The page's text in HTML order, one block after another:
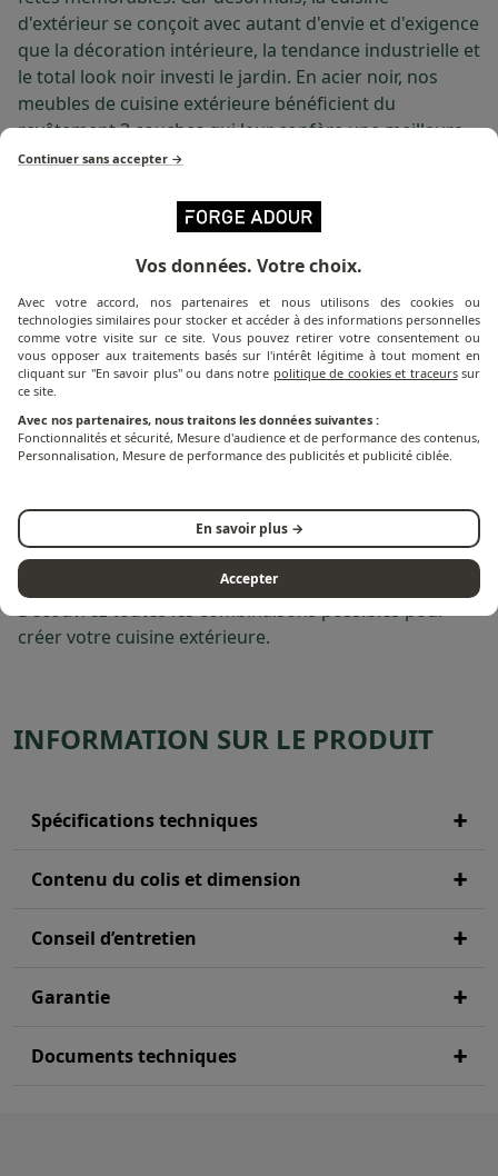
d'extérieur se conçoit avec autant d'envie et d'exigence
que la décoration intérieure, la tendance industrielle et
le total look noir investi le jardin. En acier noir, nos
meubles de cuisine extérieure bénéficient du
revêtement 3 couches qui leur confère une meilleure
résistance aux chocs, aux UV et à la corrosion.
Le support de cuisine en acier avec comptoir bar noir
est un meuble compact qui réunit tous les atouts
d'une grande cuisine extérieure. 2 tiroirs et 2
crédence avec un comptoir bar, et d'un emplacement
compatible avec toutes les planchas de taille 45, 60 et
75. Il s'accompagne d'un bac de rangement pour
garder à portée de main vos épices, vos condiments et
ustensiles pendant la cuisson.
rangement supplémentaire et des panneaux fileurs de
chaque côté pour fermer le comptoir et positionner
votre meuble contre un mur.
Découvrez toutes les combinaisons possibles pour
créer votre cuisine extérieure.
INFORMATION SUR LE PRODUIT
Spécifications techniques
Contenu du colis et dimension
Conseil d’entretien
Garantie
Documents techniques
Continuer sans accepter →
Vos données. Votre choix.
Avec votre accord, nos partenaires et nous utilisons des cookies ou
technologies similaires pour stocker et accéder à des informations personnelles
comme votre visite sur ce site. Vous pouvez retirer votre consentement ou
vous opposer aux traitements basés sur l'intérêt légitime à tout moment en
cliquant sur "En savoir plus" ou dans notre politique de cookies et traceurssur
ce site.
Avec nos partenaires, nous traitons les données suivantes :
Fonctionnalités et sécurité, Mesure d'audience et de performance des contenus,
Personnalisation, Mesure de performance des publicités et publicité ciblée.
En savoir plus →
Accepter